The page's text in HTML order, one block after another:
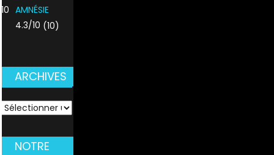
10 AMNÉSIE
4.3/10 (10)
ARCHIVES
ARCHIVES
NOTRE